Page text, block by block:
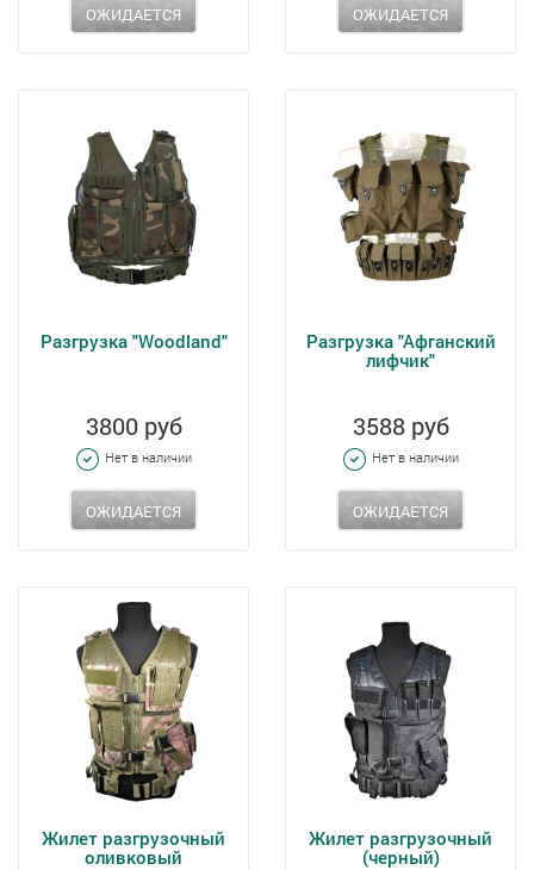
ОЖИДАЕТСЯ ОЖИДАЕТСЯ
Разгрузка "Woodland"
3800 руб
Нет в наличии
ОЖИДАЕТСЯ
Разгрузка "Афганский
лифчик"
3588 руб
Нет в наличии
ОЖИДАЕТСЯ
Жилет разгрузочный
оливковый
Жилет разгрузочный
(черный)